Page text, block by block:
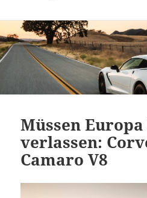
Müssen
verlassen:
Camaro V8